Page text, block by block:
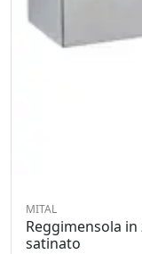
MITAL
Reggimensola
satinato